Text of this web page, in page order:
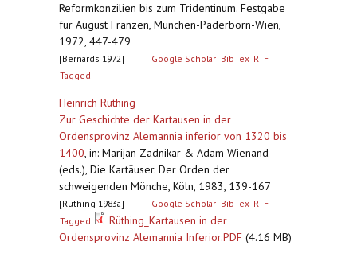
Reformkonzilien bis zum Tridentinum. Festgabe
für August Franzen, München-Paderborn-Wien,
1972, 447-479
[Bernards 1972] Google Scholar BibTex RTF
Tagged
Heinrich Rüthing
Zur Geschichte der Kartausen in der
Ordensprovinz Alemannia inferior von 1320 bis
1400, in: Marijan Zadnikar & Adam Wienand
(eds.), Die Kartäuser. Der Orden der
schweigenden Mönche, Köln, 1983, 139-167
[Rüthing 1983a] Google Scholar BibTex RTF
Tagged
Rüthing_Kartausen in der
Ordensprovinz Alemannia Inferior.PDF (4.16 MB)